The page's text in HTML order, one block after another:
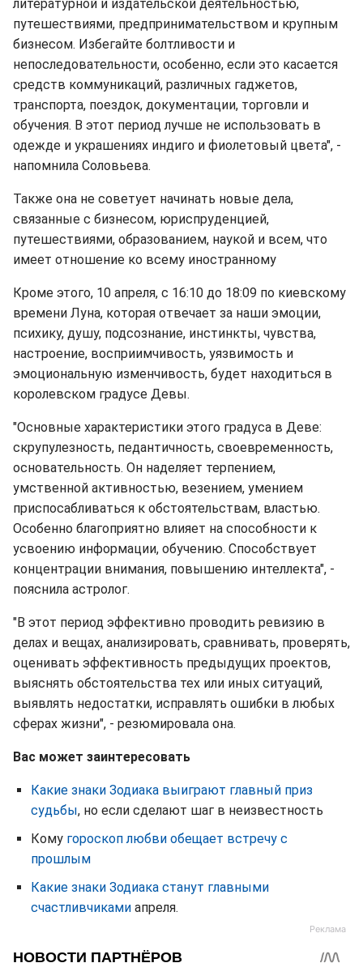
литературной и издательской деятельностью,
путешествиями, предпринимательством и крупным
бизнесом. Избегайте болтливости и
непоследовательности, особенно, если это касается
средств коммуникаций, различных гаджетов,
транспорта, поездок, документации, торговли и
обучения. В этот период лучше не использовать в
одежде и украшениях индиго и фиолетовый цвета", -
напомнила Соловьева.
Также она не советует начинать новые дела,
связанные с бизнесом, юриспруденцией,
путешествиями, образованием, наукой и всем, что
имеет отношение ко всему иностранному
Кроме этого, 10 апреля, с 16:10 до 18:09 по киевскому
времени Луна, которая отвечает за наши эмоции,
психику, душу, подсознание, инстинкты, чувства,
настроение, восприимчивость, уязвимость и
эмоциональную изменчивость, будет находиться в
королевском градусе Девы.
"Основные характеристики этого градуса в Деве:
скрупулезность, педантичность, своевременность,
основательность. Он наделяет терпением,
умственной активностью, везением, умением
приспосабливаться к обстоятельствам, властью.
Особенно благоприятно влияет на способности к
усвоению информации, обучению. Способствует
концентрации внимания, повышению интеллекта", -
пояснила астролог.
"В этот период эффективно проводить ревизию в
делах и вещах, анализировать, сравнивать, проверять,
оценивать эффективность предыдущих проектов,
выяснять обстоятельства тех или иных ситуаций,
выявлять недостатки, исправлять ошибки в любых
сферах жизни", - резюмировала она.
Вас может заинтересовать
Какие знаки Зодиака выиграют главный приз
судьбы, но если сделают шаг в неизвестность
Кому гороскоп любви обещает встречу с
прошлым
Какие знаки Зодиака станут главными
счастливчиками апреля.